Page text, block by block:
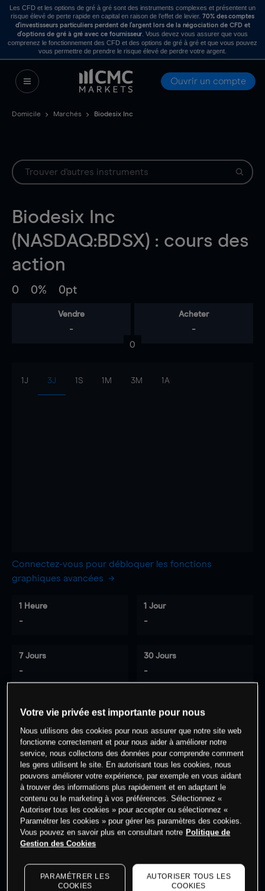
Les CFD et les options de gré à gré sont des instruments complexes et présentent un
risque élevé de perte rapide en capital en raison de l’effet de levier. 70% des comptes
d’investisseurs particuliers perdent de l’argent lors de la négociation de CFD et
d’options de gré à gré avec ce fournisseur . Vous devez vous assurer que vous
comprenez le fonctionnement des CFD et des options de gré à gré et que vous pouvez
vous permettre de prendre le risque élevé de perdre votre argent.
Ouvrir un compte
Domicile Marchés Biodesix Inc
Biodesix Inc
(NASDAQ:BDSX) : cours des
action
0 0% 0pt
Vendre
-
Acheter
-
0
1J 3J 1S 1M 3M 1A
Connectez-vous pour débloquer les fonctions
graphiques avancées
1 Heure
-
1 Jour
-
7 Jours
-
30 Jours
-
cet actif
Commencez à trader
dernières données du marché.
market data
Votre vie privée est importante pour nous
Nous utilisons des cookies pour nous assurer que notre site web
fonctionne correctement et pour nous aider à améliorer notre
service, nous collectons des données pour comprendre comment
les gens utilisent le site. En autorisant tous les cookies, nous
pouvons améliorer votre expérience, par exemple en vous aidant
à trouver des informations plus rapidement et en adaptant le
contenu ou le marketing à vos préférences. Sélectionnez «
Autoriser tous les cookies » pour accepter ou sélectionnez «
Paramétrer les cookies » pour gérer les paramètres des cookies.
Vous pouvez en savoir plus en consultant notre Politique de
Gestion des Cookies
PARAMÉTRER LES
COOKIES
AUTORISER TOUS LES
COOKIES